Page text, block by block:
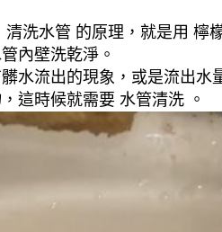
洗水管 的原理，就是用
內壁洗乾淨。
水流出的現象，或是流出
這時候就需要 水管清洗 。